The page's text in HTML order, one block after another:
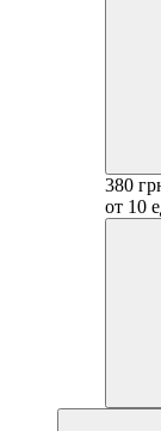
380
от 10